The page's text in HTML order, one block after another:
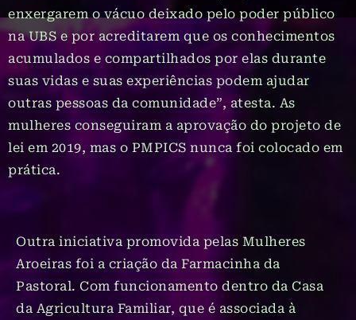
enxergarem o vácuo deixado pelo poder público
na UBS e por acreditarem que os conhecimentos
acumulados e compartilhados por elas durante
suas vidas e suas experiências podem ajudar
outras pessoas da comunidade”, atesta. As
mulheres conseguiram a aprovação do projeto de
lei em 2019, mas o PMPICS nunca foi colocado em
prática.
Outra iniciativa promovida pelas Mulheres
Aroeiras foi a criação da Farmacinha da
Pastoral. Com funcionamento dentro da Casa
da Agricultura Familiar, que é associada à